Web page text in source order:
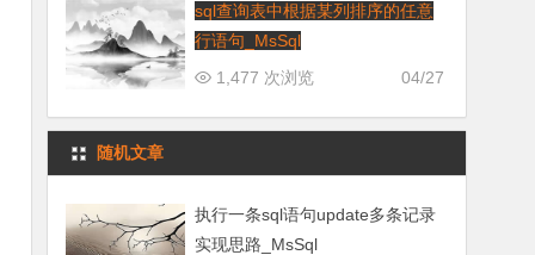
sql查询表中根据某列排序的任意
行语句_MsSql
04/27
1,477 次浏览
随机文章
执行一条sql语句update多条记录
实现思路_MsSql